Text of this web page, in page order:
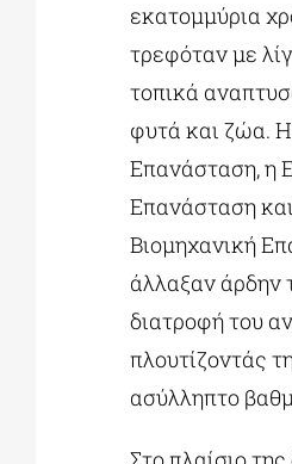
εκατομμύρια
τρεφόταν με
τοπικά
φυτά και ζώα.
Επανάσταση, η
Επανάσταση
Βιομηχανική
άλλαξαν άρδην
διατροφή του
πλουτίζοντάς
ασύλληπτο